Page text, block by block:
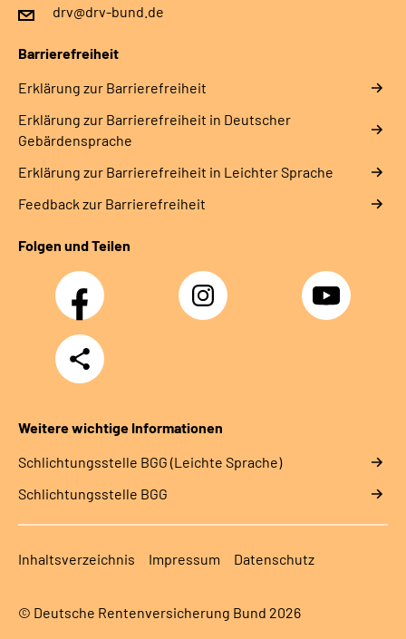
drv@drv-bund.de
Barrierefreiheit
Erklärung zur Barrierefreiheit
Erklärung zur Barrierefreiheit in Deutscher
Gebärdensprache
Erklärung zur Barrierefreiheit in Leichter Sprache
Feedback zur Barrierefreiheit
Folgen und Teilen
Facebook Instagram YouTube
Teilen
Weitere wichtige Informationen
Schlich­tungs­stel­le BGG (Leichte Sprache)
Schlich­tungs­stel­le BGG
Inhaltsverzeichnis Impressum Datenschutz
© Deutsche Rentenversicherung Bund 2026